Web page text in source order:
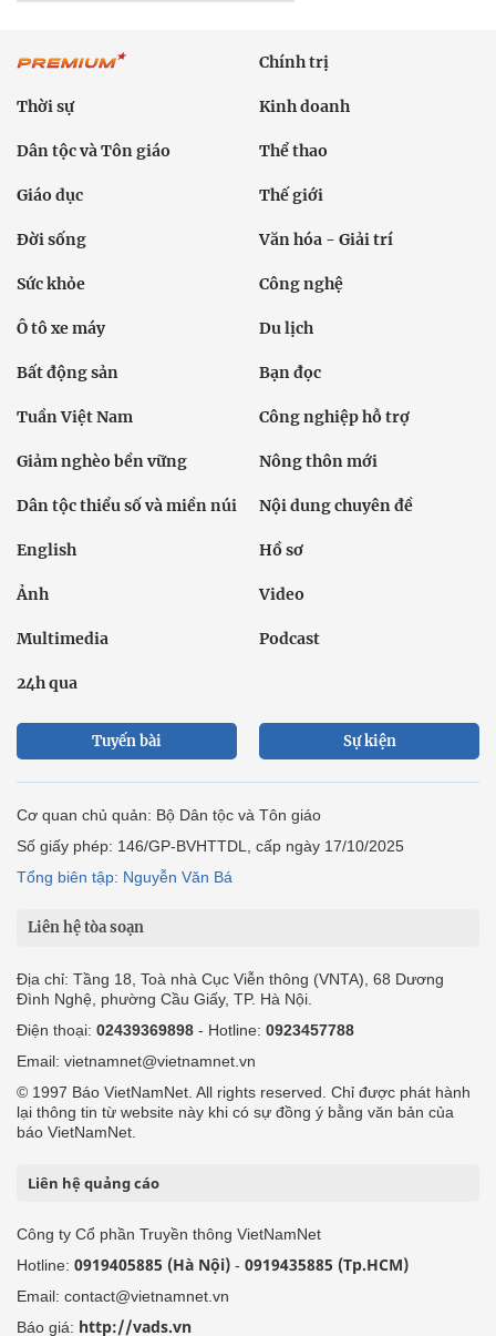
Chính trị
Thời sự Kinh doanh
Dân tộc và Tôn giáo Thể thao
Giáo dục Thế giới
Đời sống Văn hóa - Giải trí
Sức khỏe Công nghệ
Ô tô xe máy Du lịch
Bất động sản Bạn đọc
Tuần Việt Nam Công nghiệp hỗ trợ
Giảm nghèo bền vững Nông thôn mới
Dân tộc thiểu số và miền núi Nội dung chuyên đề
English Hồ sơ
Ảnh Video
Multimedia Podcast
24h qua
Tuyến bài Sự kiện
Cơ quan chủ quản: Bộ Dân tộc và Tôn giáo
Số giấy phép: 146/GP-BVHTTDL, cấp ngày 17/10/2025
Tổng biên tập: Nguyễn Văn Bá
Liên hệ tòa soạn
Địa chỉ: Tầng 18, Toà nhà Cục Viễn thông (VNTA), 68 Dương
Đình Nghệ, phường Cầu Giấy, TP. Hà Nội.
Điện thoại: 02439369898 - Hotline: 0923457788
Email: vietnamnet@vietnamnet.vn
© 1997 Báo VietNamNet. All rights reserved. Chỉ được phát hành
lại thông tin từ website này khi có sự đồng ý bằng văn bản của
báo VietNamNet.
Liên hệ quảng cáo
Công ty Cổ phần Truyền thông VietNamNet
Hotline: 0919405885 (Hà Nội) - 0919435885 (Tp.HCM)
Email: contact@vietnamnet.vn
Báo giá: http://vads.vn